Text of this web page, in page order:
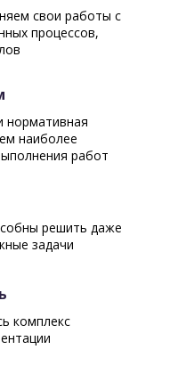
свои работы с
процессов,
нормативная
наиболее
работ
решить даже
задачи
комплекс